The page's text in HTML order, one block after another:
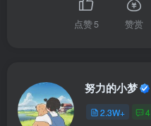
点赞5 赞赏
努力的小梦
2.3W+ 4